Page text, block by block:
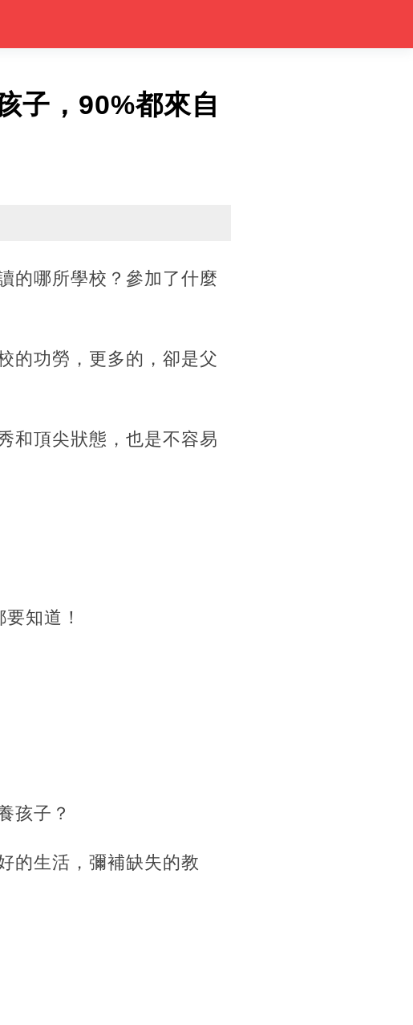
子，90%都來自
的哪所學校？參加了什麼
的功勞，更多的，卻是父
和頂尖狀態，也是不容易
知道！
孩子？
的生活，彌補缺失的教